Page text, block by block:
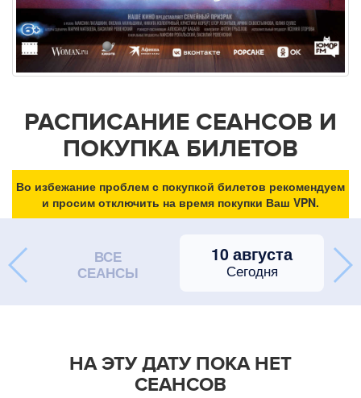
РАСПИСАНИЕ СЕАНСОВ И
ПОКУПКА БИЛЕТОВ
Во избежание проблем с покупкой билетов рекомендуем
и просим отключить на время покупки Ваш VPN.
ВСЕ
СЕАНСЫ
10 августа
Сегодня
НА ЭТУ ДАТУ ПОКА НЕТ
СЕАНСОВ